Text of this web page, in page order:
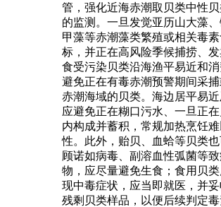
管，强化近海赤潮取贝类中性
的监测。一旦发觉亚历山大藻
甲藻等赤潮藻类繁殖或相关毒
标，并正在高风险季候捕捞、
食受污染贝类沿海渔平易近和
避免正在有毒赤潮预警期间采捕
赤潮海域的贝类。海边居平易
应避免正在糊口污水、一旦正
内构成并蓄积，常规加热烹饪
性。此外，贻贝、血蛤等贝类
顾诺如病毒、副溶血性弧菌等
物，应尽量避免生食；食用贝类
现中毒症状，应当即就医，并妥
残剩贝类样品，以便后续判定